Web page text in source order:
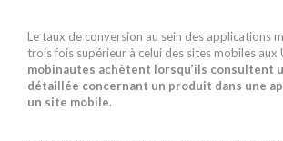
Le taux de conversion au sein des applications
trois fois supérieur à celui des sites mobiles aux
mobinautes achètent lorsqu’ils consultent
détaillée concernant un produit dans une
un site mobile.